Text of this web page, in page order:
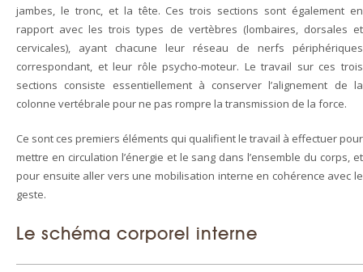
jambes, le tronc, et la tête. Ces trois sections sont également en
rapport avec les trois types de vertèbres (lombaires, dorsales et
cervicales), ayant chacune leur réseau de nerfs périphériques
correspondant, et leur rôle psycho-moteur. Le travail sur ces trois
sections consiste essentiellement à conserver l’alignement de la
colonne vertébrale pour ne pas rompre la transmission de la force.
Ce sont ces premiers éléments qui qualifient le travail à effectuer pour
mettre en circulation l’énergie et le sang dans l’ensemble du corps, et
pour ensuite aller vers une mobilisation interne en cohérence avec le
geste.
Le schéma corporel interne